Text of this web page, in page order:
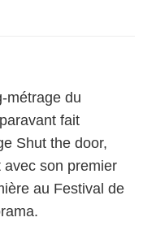
métrage du
fait
Shut the door,
son premier
au Festival de